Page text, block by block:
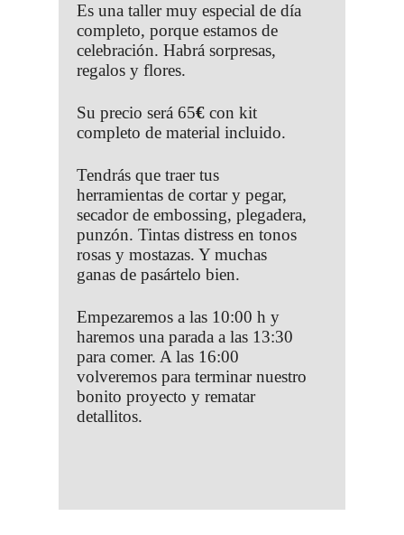
Es una taller muy especial de día
completo, porque estamos de
celebración. Habrá sorpresas,
regalos y flores.
Su precio será 65€con kit
completo de material incluido.
Tendrás que traer tus
herramientas de cortar y pegar,
secador de embossing, plegadera,
punzón. Tintas distress en tonos
rosas y mostazas. Y muchas
ganas de pasártelo bien.
Empezaremos a las 10:00 h y
haremos una parada a las 13:30
para comer. A las 16:00
volveremos para terminar nuestro
bonito proyecto y rematar
detallitos.